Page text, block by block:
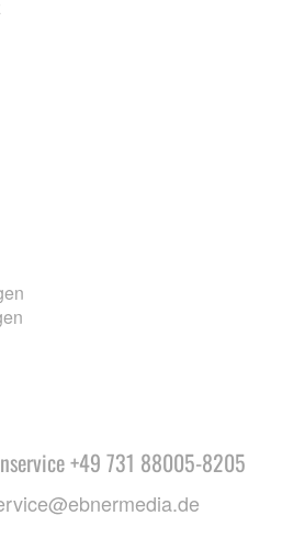
+49 731 88005-8205